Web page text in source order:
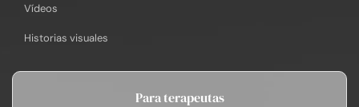
Vídeos
Historias visuales
Para terapeutas